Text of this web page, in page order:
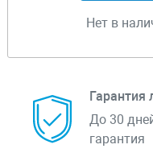
Нет в
Гарантия
До 30
гарантия